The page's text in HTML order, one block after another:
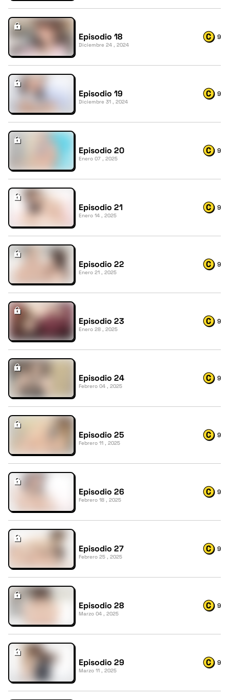
Episodio 18
Diciembre 24 , 2024
9
Episodio 19
Diciembre 31 , 2024
9
Episodio 20
Enero 07 , 2025
9
Episodio 21
Enero 14 , 2025
9
Episodio 22
Enero 21 , 2025
9
Episodio 23
Enero 28 , 2025
9
Episodio 24
Febrero 04 , 2025
9
Episodio 25
Febrero 11 , 2025
9
Episodio 26
Febrero 18 , 2025
9
Episodio 27
Febrero 25 , 2025
9
Episodio 28
Marzo 04 , 2025
9
Episodio 29
Marzo 11 , 2025
9